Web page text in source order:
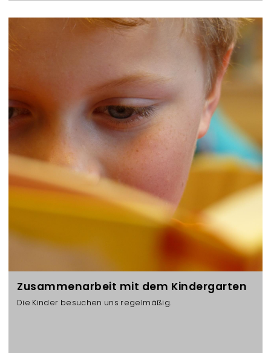
Zusammenarbeit mit dem Kindergarten
Die Kinder besuchen uns regelmäßig.